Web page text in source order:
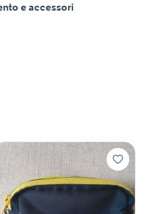
e accessori